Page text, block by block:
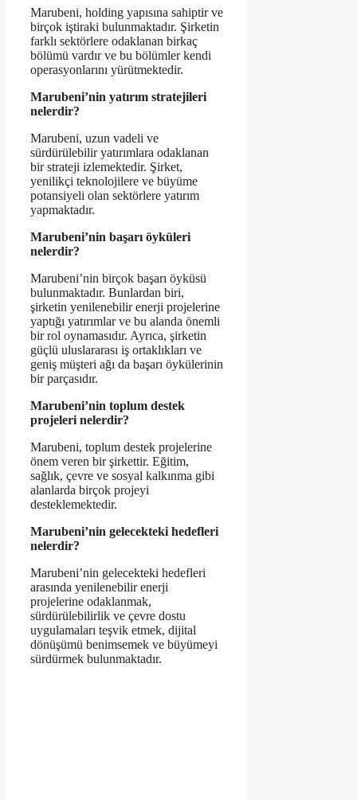
Marubeni, holding yapısına sahiptir ve
birçok iştiraki bulunmaktadır. Şirketin
farklı sektörlere odaklanan birkaç
bölümü vardır ve bu bölümler kendi
operasyonlarını yürütmektedir.
Marubeni’nin yatırım stratejileri
nelerdir?
Marubeni, uzun vadeli ve
sürdürülebilir yatırımlara odaklanan
bir strateji izlemektedir. Şirket,
yenilikçi teknolojilere ve büyüme
potansiyeli olan sektörlere yatırım
yapmaktadır.
Marubeni’nin başarı öyküleri
nelerdir?
Marubeni’nin birçok başarı öyküsü
bulunmaktadır. Bunlardan biri,
şirketin yenilenebilir enerji projelerine
yaptığı yatırımlar ve bu alanda önemli
bir rol oynamasıdır. Ayrıca, şirketin
güçlü uluslararası iş ortaklıkları ve
geniş müşteri ağı da başarı öykülerinin
bir parçasıdır.
Marubeni’nin toplum destek
projeleri nelerdir?
Marubeni, toplum destek projelerine
önem veren bir şirkettir. Eğitim,
sağlık, çevre ve sosyal kalkınma gibi
alanlarda birçok projeyi
desteklemektedir.
Marubeni’nin gelecekteki hedefleri
nelerdir?
Marubeni’nin gelecekteki hedefleri
arasında yenilenebilir enerji
projelerine odaklanmak,
sürdürülebilirlik ve çevre dostu
uygulamaları teşvik etmek, dijital
dönüşümü benimsemek ve büyümeyi
sürdürmek bulunmaktadır.